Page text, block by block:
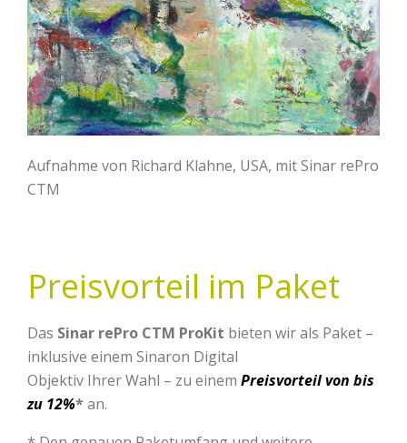
Aufnahme von Richard Klahne, USA, mit Sinar rePro
CTM
Preisvorteil im Paket
Das Sinar rePro CTM ProKit bieten wir als Paket –
inklusive einem Sinaron Digital
Objektiv Ihrer Wahl – zu einem Preisvorteil von bis
zu 12%* an.